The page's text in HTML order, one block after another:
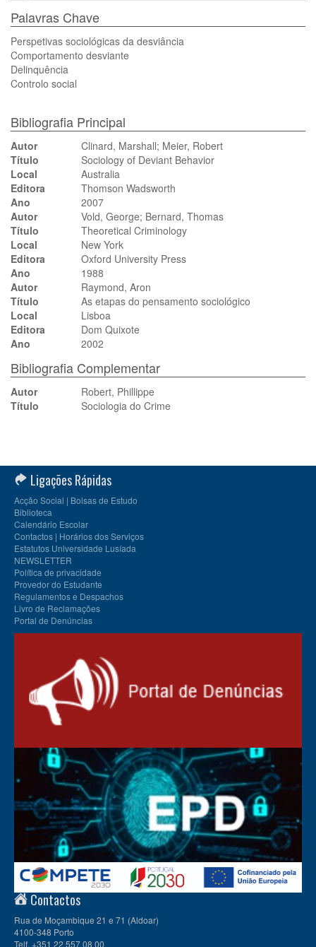
Palavras Chave
Perspetivas sociológicas da desviância
Comportamento desviante
Delinquência
Controlo social
Bibliografia Principal
Autor
Clinard, Marshall; Meier, Robert
Título
Sociology of Deviant Behavior
Local
Australia
Editora
Thomson Wadsworth
Ano
2007
Autor
Vold, George; Bernard, Thomas
Título
Theoretical Criminology
Local
New York
Editora
Oxford University Press
Ano
1988
Autor
Raymond, Aron
Título
As etapas do pensamento sociológico
Local
Lisboa
Editora
Dom Quixote
Ano
2002
Bibliografia Complementar
Autor
Robert, Phillippe
Título
Sociologia do Crime
Ligações Rápidas
Acção Social | Bolsas de Estudo
Biblioteca
Calendário Escolar
Contactos | Horários dos Serviços
Estatutos Universidade Lusíada
NEWSLETTER
Política de privacidade
Provedor do Estudante
Regulamentos e Despachos
Livro de Reclamações
Portal de Denúncias
Contactos
Rua de Moçambique 21 e 71 (Aldoar)
4100-348 Porto
Telf. +351 22 557 08 00